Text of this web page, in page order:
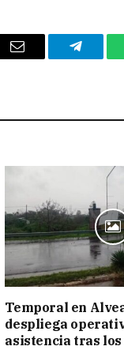
Email
Temporal en
despliega
asistencia tras los